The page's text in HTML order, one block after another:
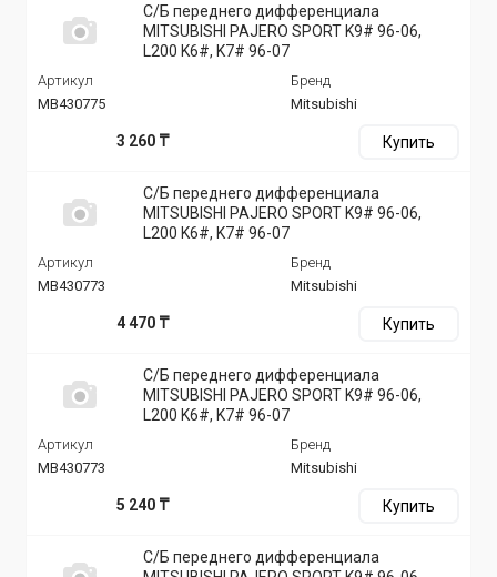
С/Б переднего дифференциала
MITSUBISHI PAJERO SPORT K9# 96-06,
L200 K6#, K7# 96-07
Артикул
MB430775
Бренд
Mitsubishi
3 260 ₸ Купить
С/Б переднего дифференциала
MITSUBISHI PAJERO SPORT K9# 96-06,
L200 K6#, K7# 96-07
Артикул
MB430773
Бренд
Mitsubishi
4 470 ₸ Купить
С/Б переднего дифференциала
MITSUBISHI PAJERO SPORT K9# 96-06,
L200 K6#, K7# 96-07
Артикул
MB430773
Бренд
Mitsubishi
5 240 ₸ Купить
С/Б переднего дифференциала